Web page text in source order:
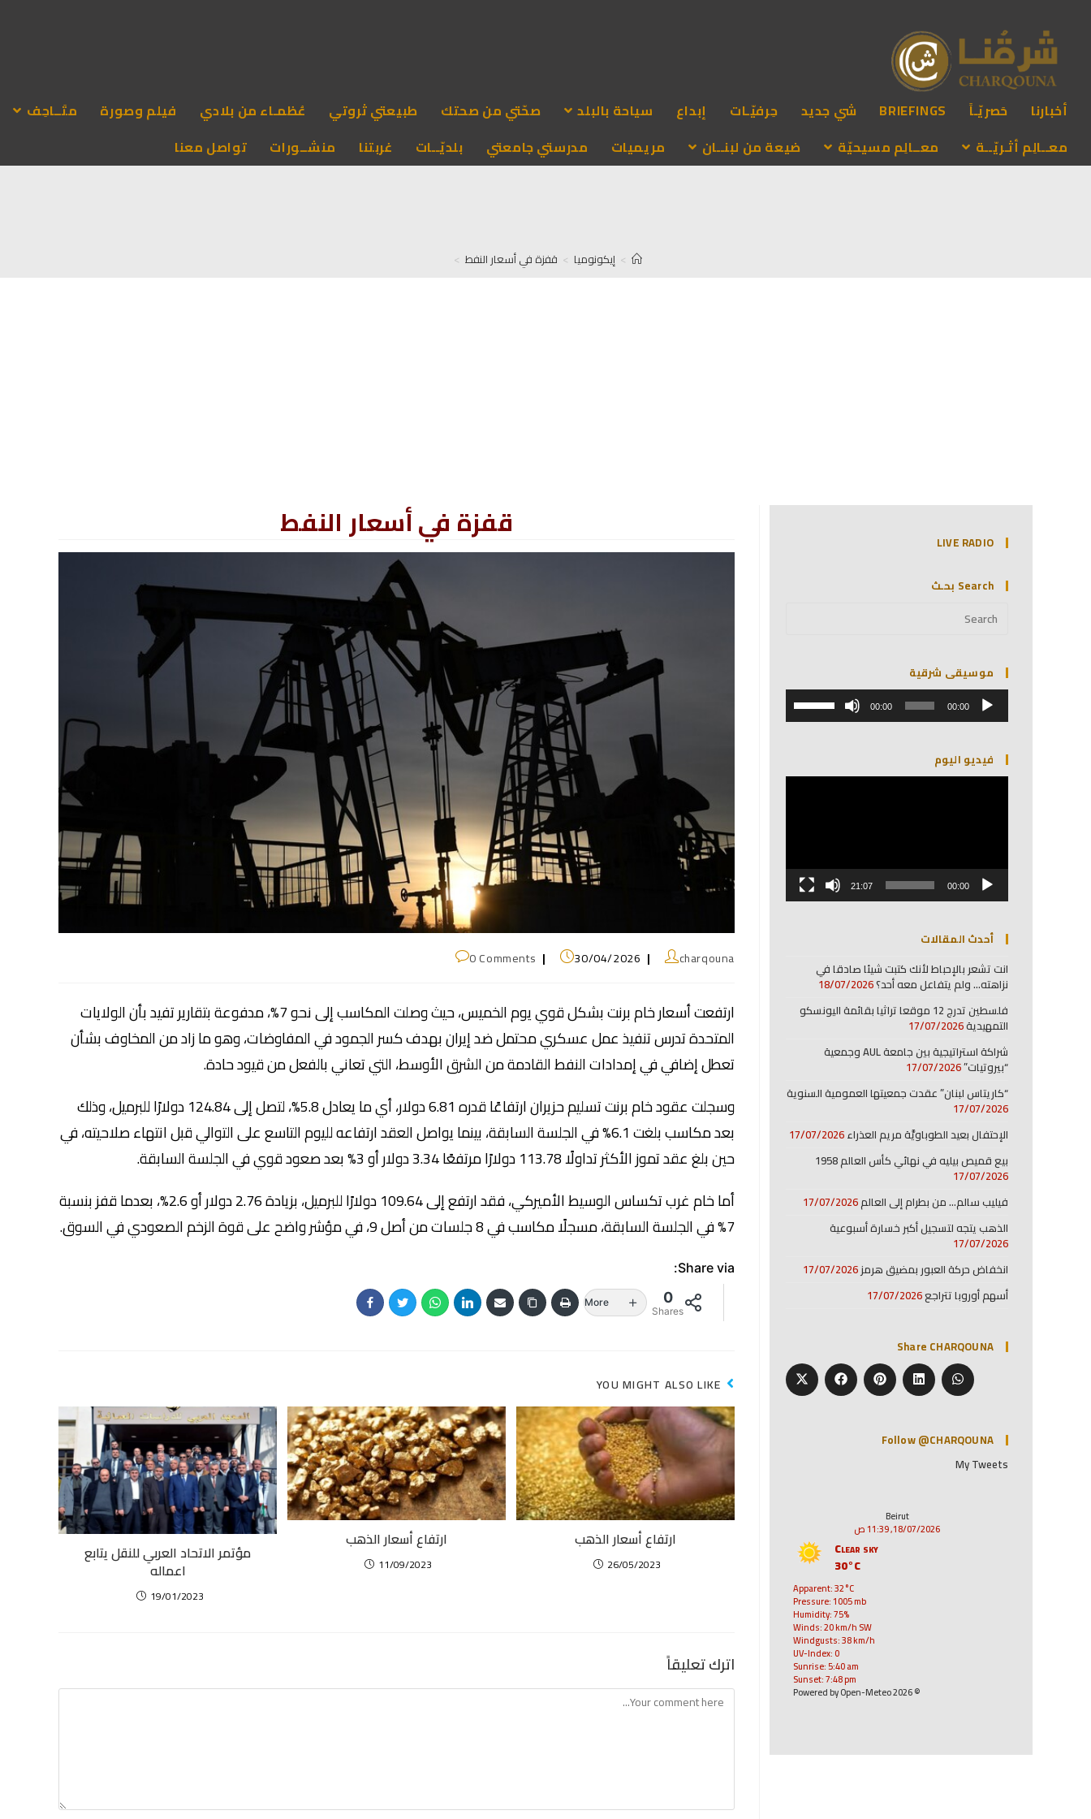
أخبارنا حَصريّـاً BRIEFINGS شي جديد حِرفيّـات إبداع سياحة بالبلد صحّتي من صحتك طبيعتي ثروتي عُظمـاء من بلادي فيلم وصورة
متَــاحِف
معــالِم أثـريّــة
معــالِم مسيحيّة ضيعة من لبنــان مريميات مدرستي جامعتي بلديّــات غربتنا منشــورات تواصل معنا
> إيكونوميا > قفزة في أسعار النفط >
قفزة في أسعار النفط
charqouna
30/04/2026
0 Comments
ارتفعت أسعار خام برنت بشكل قوي يوم الخميس، حيث وصلت المكاسب إلى نحو 7%، مدفوعة بتقارير تفيد بأن الولايات
المتحدة تدرس تنفيذ عمل عسكري محتمل ضد إيران بهدف كسر الجمود في المفاوضات، وهو ما زاد من المخاوف بشأن
تعطل إضافي في إمدادات النفط القادمة من الشرق الأوسط، التي تعاني بالفعل من قيود حادة.
وسجلت عقود خام برنت تسليم حزيران ارتفاعًا قدره 6.81 دولار، أي ما يعادل 5.8%، لتصل إلى 124.84 دولارًا للبرميل، وذلك
بعد مكاسب بلغت 6.1% في الجلسة السابقة، بينما يواصل العقد ارتفاعه لليوم التاسع على التوالي قبل انتهاء صلاحيته، في
حين بلغ عقد تموز الأكثر تداولًا 113.78 دولارًا مرتفعًا 3.34 دولار أو 3% بعد صعود قوي في الجلسة السابقة.
أما خام غرب تكساس الوسيط الأميركي، فقد ارتفع إلى 109.64 دولارًا للبرميل، بزيادة 2.76 دولار أو 2.6%، بعدما قفز بنسبة
7% في الجلسة السابقة، مسجلًا مكاسب في 8 جلسات من أصل 9، في مؤشر واضح على قوة الزخم الصعودي في السوق.
Share via:
0
Shares
More
YOU MIGHT ALSO LIKE
مؤتمر الاتحاد العربي للنقل يتابع
اعماله
19/01/2023
ارتفاع أسعار الذهب
11/09/2023
ارتفاع أسعار الذهب
26/05/2023
اترك تعليقاً
LIVE RADIO
Search بحـث
موسيقى شرقية
مشغل
الصوت 00:00
00:00
مفاتيح
لزيادة
فيديو اليوم
مشغل
00:00
21:07
أحدث المقالات
انت تشعر بالإحباط لأنك كتبت شيئا صادقا في
نزاهته… ولم يتفاعل معه أحد؟18/07/2026
فلسطين تدرج 12 موقعا تراثيا بقائمة اليونسكو
التمهيدية17/07/2026
شراكة استراتيجية بين جامعة AUL وجمعية
“بيروتيات”17/07/2026
“كاريتاس لبنان” عقدت جمعيتها العمومية السنوية
17/07/2026
الإحتفال بعيد الطوباويَّة مريم العذراء17/07/2026
بيع قميص بيليه في نهائي كأس العالم 1958
17/07/2026
فيليب سالم… من بطرام إلى العالم17/07/2026
الذهب يتجه لتسجيل أكبر خسارة أسبوعية
17/07/2026
انخفاض حركة العبور بمضيق هرمز17/07/2026
أسهم أوروبا تتراجع17/07/2026
Share CHARQOUNA
Follow @CHARQOUNA
My Tweets
Beirut
18/07/2026, 11:39 ص
Clear sky
30°C
Apparent: 32°C
Pressure: 1005 mb
Humidity: 75%
Winds: 20 km/h SW
Windgusts: 38 km/h
UV-Index: 0
Sunrise: 5:40 am
Sunset: 7:48 pm
© 2026 Powered by Open-Meteo